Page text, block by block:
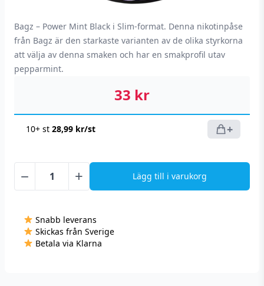
Bagz – Power Mint Black i Slim-format. Denna nikotinpåse
från Bagz är den starkaste varianten av de olika styrkorna
att välja av denna smaken och har en smakprofil utav
pepparmint.
33 kr
10+ st 28,99 kr/st +
−
Bagz
Mint
Black
+ Lägg till i varukorg
Snabb leverans
Skickas från Sverige
Betala via Klarna